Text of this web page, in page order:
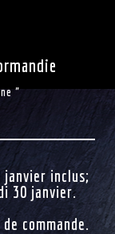
"
janvier inclus;
30 janvier.
commande.